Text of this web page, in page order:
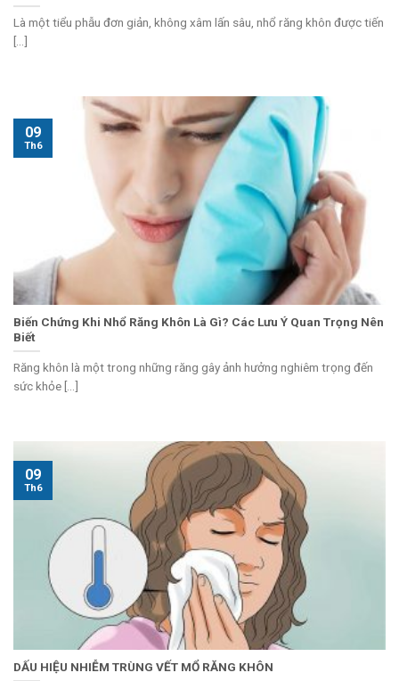
Là một tiểu phẫu đơn giản, không xâm lấn sâu, nhổ răng khôn được tiến
[...]
Biến Chứng Khi Nhổ Răng Khôn Là Gì? Các Lưu Ý Quan Trọng Nên
Biết
Răng khôn là một trong những răng gây ảnh hưởng nghiêm trọng đến
sức khỏe [...]
09
Th6
DẤU HIỆU NHIỄM TRÙNG VẾT MỔ RĂNG KHÔN
09
Th6